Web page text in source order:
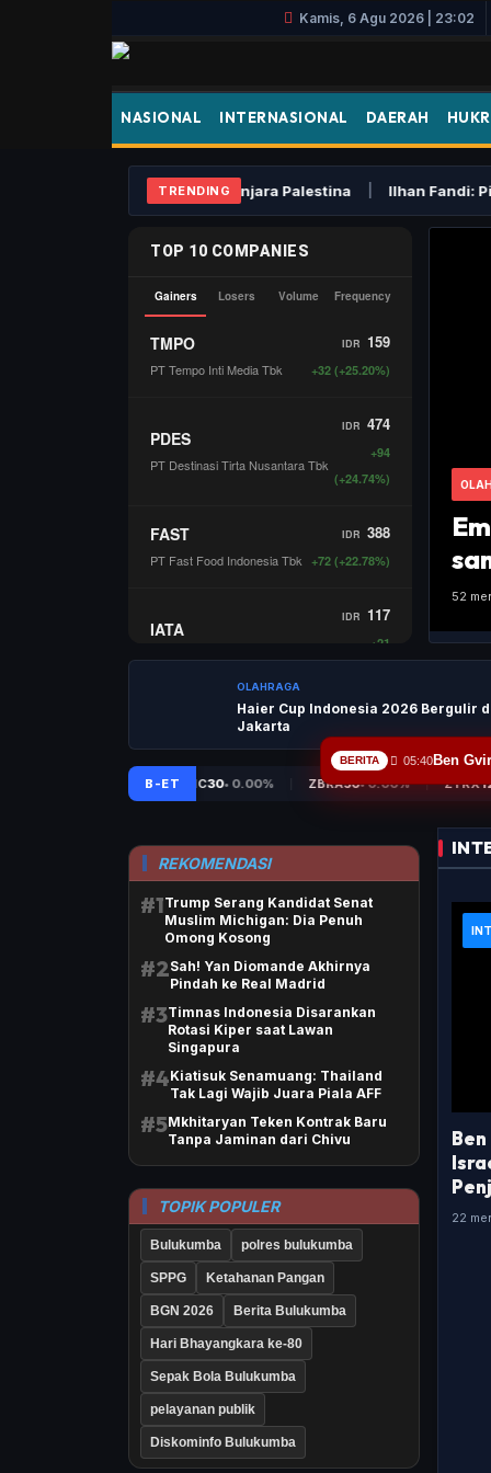
Kamis, 6 Agu 2026 | 23:02
NASIONAL INTERNASIONAL DAERAH
TRENDING
Blokir Parit Buaya di Penjara Palestina | Ilhan Fandi: Piala
52
OLAHRAGA
Haier Cup Indonesia 2026 Bergulir
Jakarta
REKOMENDASI
#1Trump Serang Kandidat Senat
Muslim Michigan: Dia Penuh
Omong Kosong
#2Sah! Yan Diomande Akhirnya
Pindah ke Real Madrid
#3Timnas Indonesia Disarankan
Rotasi Kiper saat Lawan
Singapura
#4Kiatisuk Senamuang: Thailand
Tak Lagi Wajib Juara Piala AFF
#5Mkhitaryan Teken Kontrak Baru
Tanpa Jaminan dari Chivu
TOPIK POPULER
Bulukumba polres bulukumba
SPPG Ketahanan Pangan
BGN 2026 Berita Bulukumba
Hari Bhayangkara ke-80
Sepak Bola Bulukumba
pelayanan publik
Diskominfo Bulukumba
22
BERITA 05:40Ben